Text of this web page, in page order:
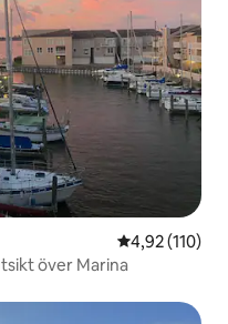
4,92 av 5 i
4,92 (110)
över Marina